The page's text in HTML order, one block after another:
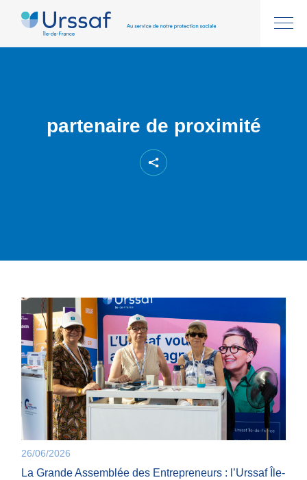
partenaire de proximité
26/06/2026
La Grande Assemblée des Entrepreneurs : l’Urssaf Île-